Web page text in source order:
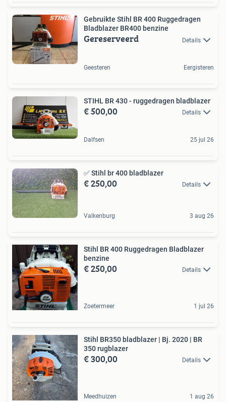
Gebruikte Stihl BR 400 Ruggedragen
Bladblazer BR400 benzine
Gereserveerd Details
Geesteren Eergisteren
STIHL BR 430 - ruggedragen bladblazer
€ 500,00 Details
Dalfsen 25 jul 26
✅️ Stihl br 400 bladblazer
€ 250,00 Details
Valkenburg 3 aug 26
Stihl BR 400 Ruggedragen Bladblazer
benzine
€ 250,00 Details
Zoetermeer 1 jul 26
Stihl BR350 bladblazer | Bj. 2020 | BR
350 rugblazer
€ 300,00 Details
Meedhuizen 1 aug 26